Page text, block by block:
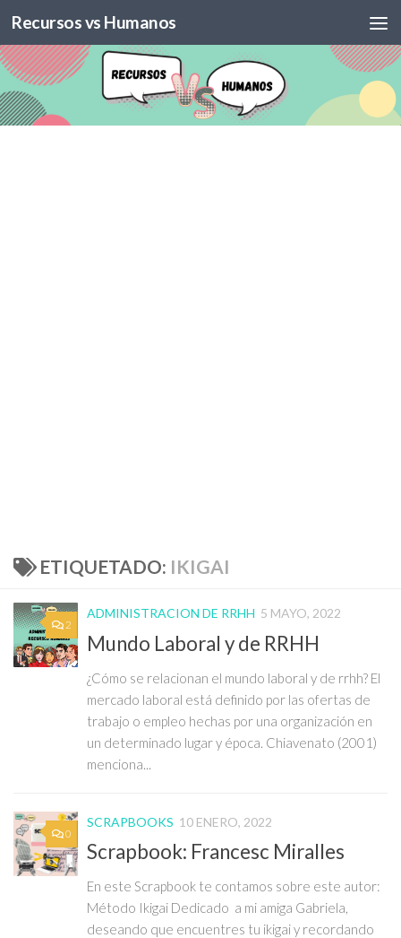
Skip to content
Recursos vs Humanos
ETIQUETADO: IKIGAI
2
ADMINISTRACION DE RRHH 5 MAYO, 2022
Mundo Laboral y de RRHH
¿Cómo se relacionan el mundo laboral y de rrhh? El
mercado laboral está definido por las ofertas de
trabajo o empleo hechas por una organización en
un determinado lugar y época. Chiavenato (2001)
menciona...
0
SCRAPBOOKS 10 ENERO, 2022
Scrapbook: Francesc Miralles
En este Scrapbook te contamos sobre este autor:
Método Ikigai Dedicado a mi amiga Gabriela,
deseando que encuentres tu ikigai y recordando